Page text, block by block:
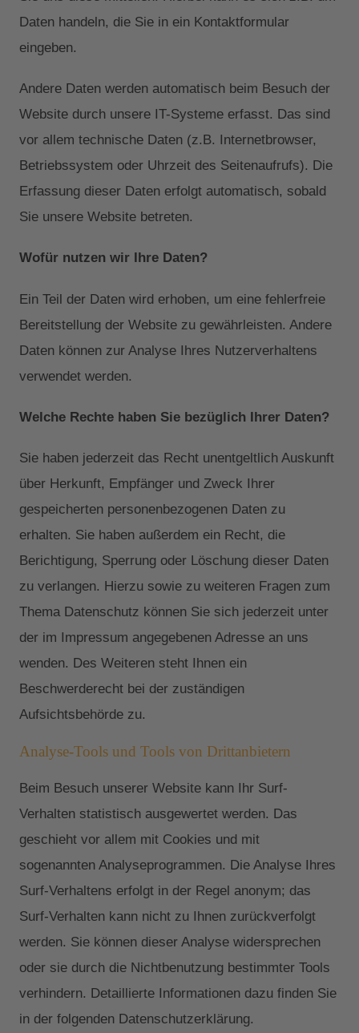
Daten handeln, die Sie in ein Kontaktformular
eingeben.
Andere Daten werden automatisch beim Besuch der
Website durch unsere IT-Systeme erfasst. Das sind
vor allem technische Daten (z.B. Internetbrowser,
Betriebssystem oder Uhrzeit des Seitenaufrufs). Die
Erfassung dieser Daten erfolgt automatisch, sobald
Sie unsere Website betreten.
Wofür nutzen wir Ihre Daten?
Ein Teil der Daten wird erhoben, um eine fehlerfreie
Bereitstellung der Website zu gewährleisten. Andere
Daten können zur Analyse Ihres Nutzerverhaltens
verwendet werden.
Welche Rechte haben Sie bezüglich Ihrer Daten?
Sie haben jederzeit das Recht unentgeltlich Auskunft
über Herkunft, Empfänger und Zweck Ihrer
gespeicherten personenbezogenen Daten zu
erhalten. Sie haben außerdem ein Recht, die
Berichtigung, Sperrung oder Löschung dieser Daten
zu verlangen. Hierzu sowie zu weiteren Fragen zum
Thema Datenschutz können Sie sich jederzeit unter
der im Impressum angegebenen Adresse an uns
wenden. Des Weiteren steht Ihnen ein
Beschwerderecht bei der zuständigen
Aufsichtsbehörde zu.
Analyse-Tools und Tools von Drittanbietern
Beim Besuch unserer Website kann Ihr Surf-
Verhalten statistisch ausgewertet werden. Das
geschieht vor allem mit Cookies und mit
sogenannten Analyseprogrammen. Die Analyse Ihres
Surf-Verhaltens erfolgt in der Regel anonym; das
Surf-Verhalten kann nicht zu Ihnen zurückverfolgt
werden. Sie können dieser Analyse widersprechen
oder sie durch die Nichtbenutzung bestimmter Tools
verhindern. Detaillierte Informationen dazu finden Sie
in der folgenden Datenschutzerklärung.